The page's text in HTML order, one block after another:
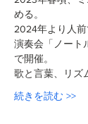
める。
2024年より人前
演奏会「ノート
で開催。
歌と言葉、リズ
続きを読む >>